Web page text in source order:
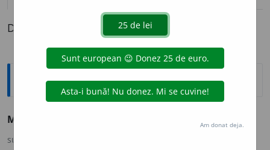
Definiția cu ID-ul 192405:
Sinonime
MART
sursa:
Am donat deja.